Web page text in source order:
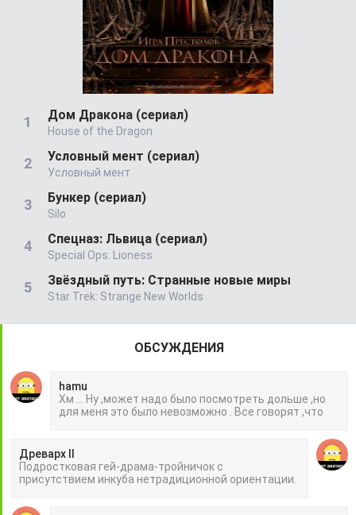
Дом Дракона (сериал)
House of the Dragon
Условный мент (сериал)
Условный мент
Бункер (сериал)
Silo
Спецназ: Львица (сериал)
Special Ops: Lioness
Звёздный путь: Странные новые миры
Star Trek: Strange New Worlds
ОБСУЖДЕНИЯ
hamu
Хм ... Ну ,может надо было посмотреть дольше ,но
для меня это было невозможно . Все говорят ,что
Древарх II
Подростковая гей-драма-тройничок с
присутствием инкуба нетрадиционной ориентации.